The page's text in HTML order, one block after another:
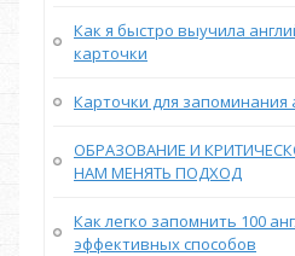
Как я быстро выучила
карточки
Карточки для запоминания
ОБРАЗОВАНИЕ И
НАМ МЕНЯТЬ ПОДХОД
Как легко запомнить 100
эффективных способов